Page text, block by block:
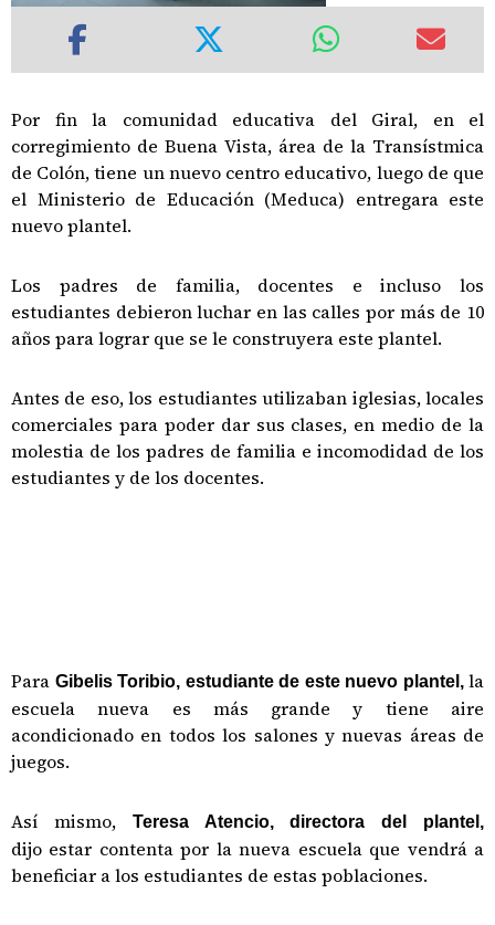
Por fin la comunidad educativa del Giral, en el
corregimiento de Buena Vista, área de la Transístmica
de Colón, tiene un nuevo centro educativo, luego de que
el Ministerio de Educación (Meduca) entregara este
nuevo plantel.
Los padres de familia, docentes e incluso los
estudiantes debieron luchar en las calles por más de 10
años para lograr que se le construyera este plantel.
Antes de eso, los estudiantes utilizaban iglesias, locales
comerciales para poder dar sus clases, en medio de la
molestia de los padres de familia e incomodidad de los
estudiantes y de los docentes.
Para Gibelis Toribio, estudiante de este nuevo plantel,la
escuela nueva es más grande y tiene aire
acondicionado en todos los salones y nuevas áreas de
juegos.
Así mismo, Teresa Atencio, directora del plantel,
dijo estar contenta por la nueva escuela que vendrá a
beneficiar a los estudiantes de estas poblaciones.